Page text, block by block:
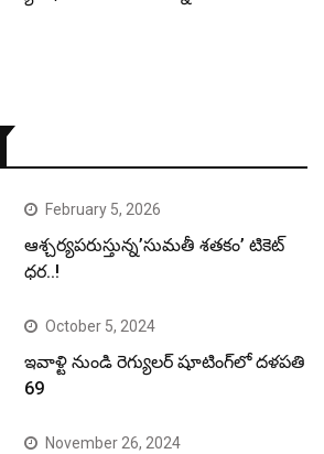
February 5, 2026
ఆశ్చర్యపరుస్తున్న’సుమతీ శతకం’ టికెట్
ధర..!
October 5, 2024
ఇవాళ్టి నుండి రెగ్యులర్ షూటింగ్‌లో దళపతి
69
November 26, 2024